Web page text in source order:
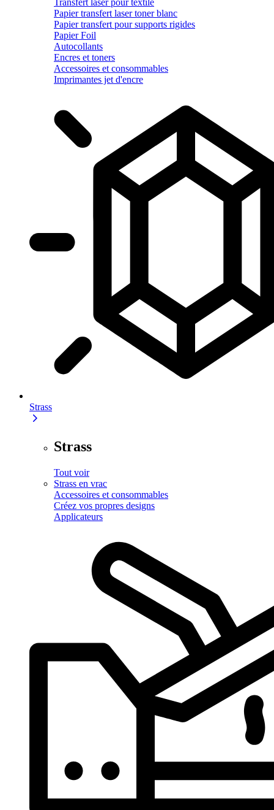
Papier transfert laser toner blanc
Papier transfert pour supports rigides
Papier Foil
Autocollants
Encres et toners
Accessoires et consommables
Imprimantes jet d'encre
Strass
Strass
Tout voir
Strass en vrac
Accessoires et consommables
Créez vos propres designs
Applicateurs